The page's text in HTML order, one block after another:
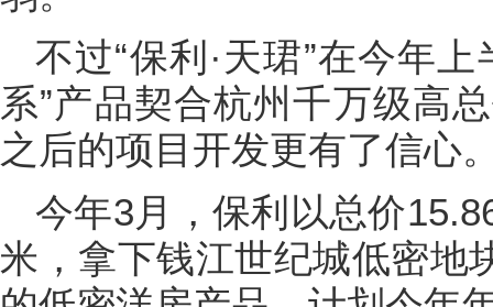
不过“保利·天珺”在今年
系”产品契合杭州千万级高
之后的项目开发更有了信心
今年3月，保利以总价
米，拿下钱江世纪城低密地